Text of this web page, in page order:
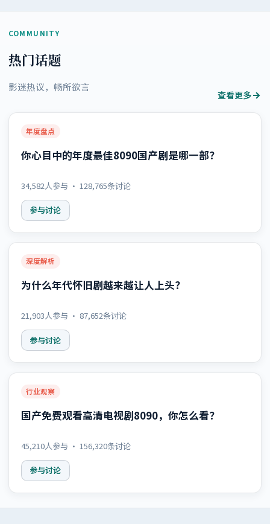
COMMUNITY
热门话题
影迷热议，畅所欲言
查看更多
年度盘点
你心目中的年度最佳8090国产剧是哪一部？
34,582人参与 · 128,765条讨论
参与讨论
深度解析
为什么年代怀旧剧越来越让人上头？
21,903人参与 · 87,652条讨论
参与讨论
行业观察
国产免费观看高清电视剧8090，你怎么看？
45,210人参与 · 156,320条讨论
参与讨论